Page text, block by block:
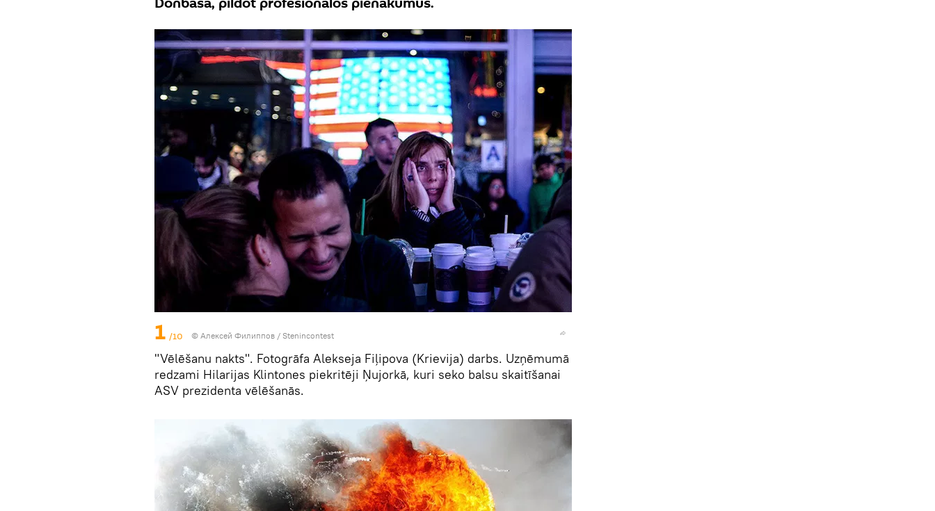
1 /10 © Алексей Филиппов / Stenincontest
"Vēlēšanu nakts". Fotogrāfa Alekseja Fiļipova (Krievija) darbs. Uzņēmumā
redzami Hilarijas Klintones piekritēji Ņujorkā, kuri seko balsu skaitīšanai
ASV prezidenta vēlēšanās.